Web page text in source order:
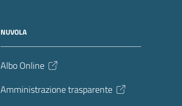
NUVOLA
Albo Online
Amministrazione trasparente